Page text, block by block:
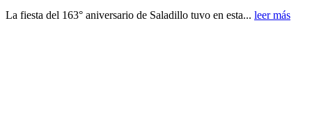
La fiesta del 163° aniversario de Saladillo tuvo en esta... leer más